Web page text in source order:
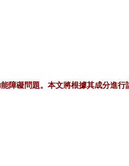
障礙問題。本文將根據其成分進